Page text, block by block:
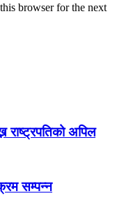
browser for the next
राष्ट्रपतिको अपिल
सम्पन्न